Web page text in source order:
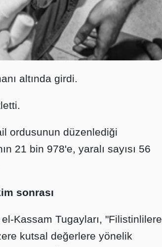
altında girdi.
ordusunun düzenlediği
21 bin 978'e, yaralı sayısı 56
sonrası
Kassam Tugayları, "Filistinlilere
kutsal değerlere yönelik